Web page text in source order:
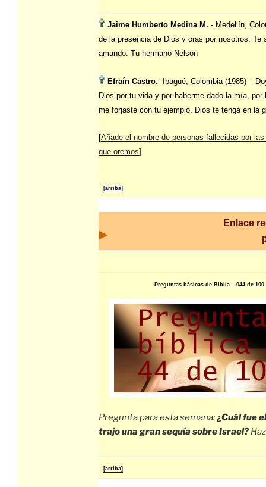
Jaime Humberto Medina M..- Medellín,
de la presencia de Dios y oras por nosotros. Te
amando. Tu hermano Nelson
Efraín Castro .- Ibagué, Colombia (1985) –
Dios por tu vida y por haberme dado la mía, por
me forjaste con tu ejemplo. Dios te tenga en la
[Añade el nombre de personas fallecidas por
que oremos]
[arriba]
Enlace
Preguntas básicas de Biblia – 044 de 100
Pregunta para esta semana:¿Cuál fue
trajo una gran sequía sobre Israel?
[arriba]